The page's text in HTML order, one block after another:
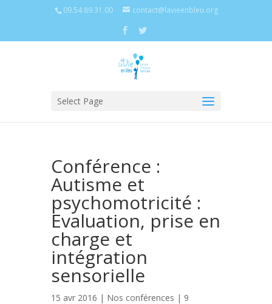
09.54.89.31.00 contact@lavieenbleu.org
Select Page
Conférence :
Autisme et
psychomotricité :
Evaluation, prise en
charge et
intégration
sensorielle
15 avr 2016 | Nos conférences | 9